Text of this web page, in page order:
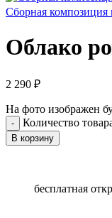
Сборная композиция
Облако
2 290 ₽
На фото изображен
Количество
В корзину
бесплатная